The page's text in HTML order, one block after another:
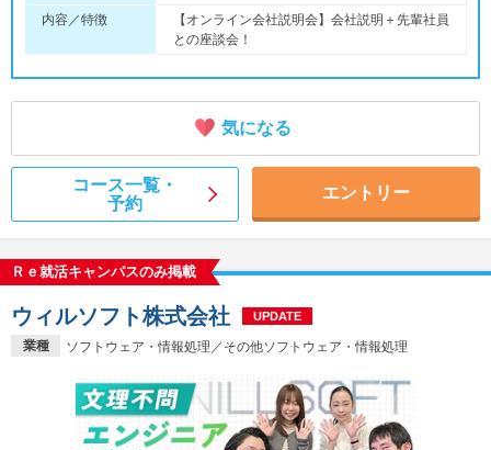
内容／特徴
【オンライン会社説明会】会社説明＋先輩社員
との座談会！
気になる
コース一覧・
予約
エントリー
Ｒｅ就活キャンパスのみ掲載
業種 ソフトウェア・情報処理／その他ソフトウェア・情報処理
ウィルソフト株式会社 UPDATE